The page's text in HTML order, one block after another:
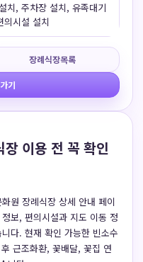
치, 주차장 설치, 유족대기
의시설 설치
장례식장목록
기
이용 전 꼭 확인
원 장례식장 상세 안내 페이
보, 편의시설과 지도 이동 정
다. 현재 확인 가능한 빈소수
근조화환, 꽃배달, 꽃집 연